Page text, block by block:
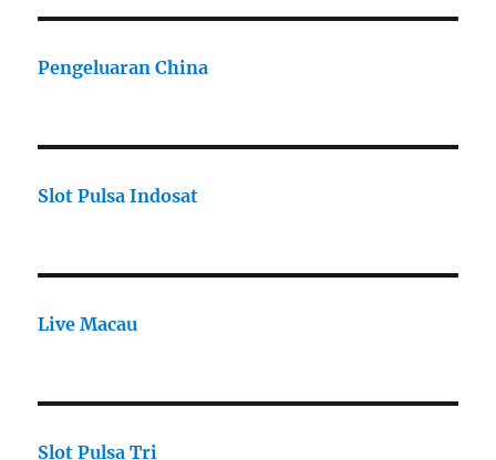
Pengeluaran China
Slot Pulsa Indosat
Live Macau
Slot Pulsa Tri